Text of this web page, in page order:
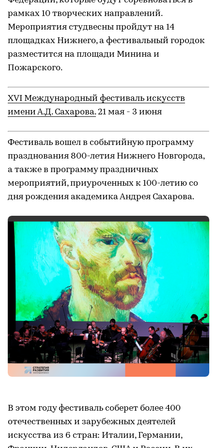
рамках 10 творческих направлений.
Мероприятия студвесны пройдут на 14
площадках Нижнего, а фестивальный городок
разместится на площади Минина и
Пожарского.
XVI Международный фестиваль искусств
имени А.Д. Сахарова.21 мая - 3 июня
Фестиваль вошел в событийную программу
празднования 800-летия Нижнего Новгорода,
а также в программу праздничных
мероприятий, приуроченных к 100-летию со
дня рождения академика Андрея Сахарова.
В этом году фестиваль соберет более 400
отечественных и зарубежных деятелей
искусства из 6 стран: Италии, Германии,